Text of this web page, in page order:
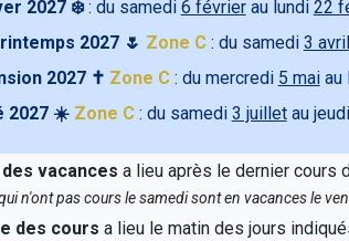
2027 ❄️: du samedi 6 févrierau lundi 22
2027 🌷 Zone C: du samedi 3 avril
2027 ✝️ Zone C: du mercredi 5 maiau
2027 ☀️ Zone C: du samedi 3 juilletau jeudi
vacances a lieu après le dernier cours
n'ont pas cours le samedi sont en vacances le
des cours a lieu le matin des jours